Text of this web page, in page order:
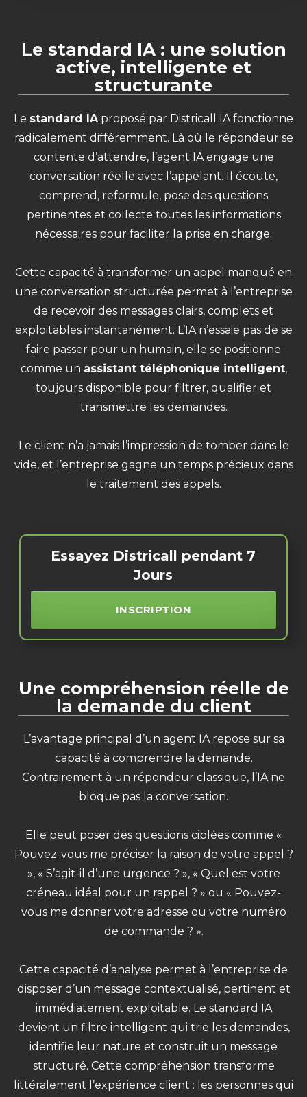
Le standard IA : une solution
active, intelligente et
structurante
Le standard IAproposé par Districall IA fonctionne
radicalement différemment. Là où le répondeur se
contente d’attendre, l’agent IA engage une
conversation réelle avec l’appelant. Il écoute,
comprend, reformule, pose des questions
pertinentes et collecte toutes les informations
nécessaires pour faciliter la prise en charge.
Cette capacité à transformer un appel manqué en
une conversation structurée permet à l’entreprise
de recevoir des messages clairs, complets et
exploitables instantanément. L’IA n’essaie pas de se
faire passer pour un humain, elle se positionne
comme un assistant téléphonique intelligent,
toujours disponible pour filtrer, qualifier et
transmettre les demandes.
Le client n’a jamais l’impression de tomber dans le
vide, et l’entreprise gagne un temps précieux dans
le traitement des appels.
Essayez Districall pendant 7
Jours
INSCRIPTION
Une compréhension réelle de
la demande du client
L’avantage principal d’un agent IA repose sur sa
capacité à comprendre la demande.
Contrairement à un répondeur classique, l’IA ne
bloque pas la conversation.
Elle peut poser des questions ciblées comme «
Pouvez-vous me préciser la raison de votre appel ?
», « S’agit-il d’une urgence ? », « Quel est votre
créneau idéal pour un rappel ? » ou « Pouvez-
vous me donner votre adresse ou votre numéro
de commande ? ».
Cette capacité d’analyse permet à l’entreprise de
disposer d’un message contextualisé, pertinent et
immédiatement exploitable. Le standard IA
devient un filtre intelligent qui trie les demandes,
identifie leur nature et construit un message
structuré. Cette compréhension transforme
littéralement l’expérience client : les personnes qui